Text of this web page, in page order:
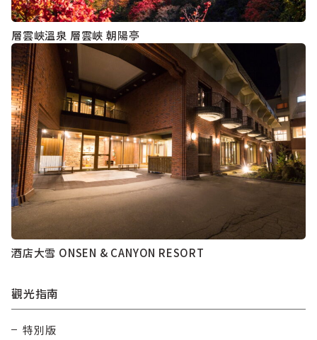
層雲峽溫泉 層雲峽 朝陽亭
酒店大雪 ONSEN & CANYON RESORT
觀光指南
特別版